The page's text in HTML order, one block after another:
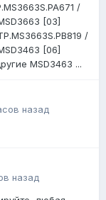
/
[03]
/
[06]
MSD3463 ...
назад
назад